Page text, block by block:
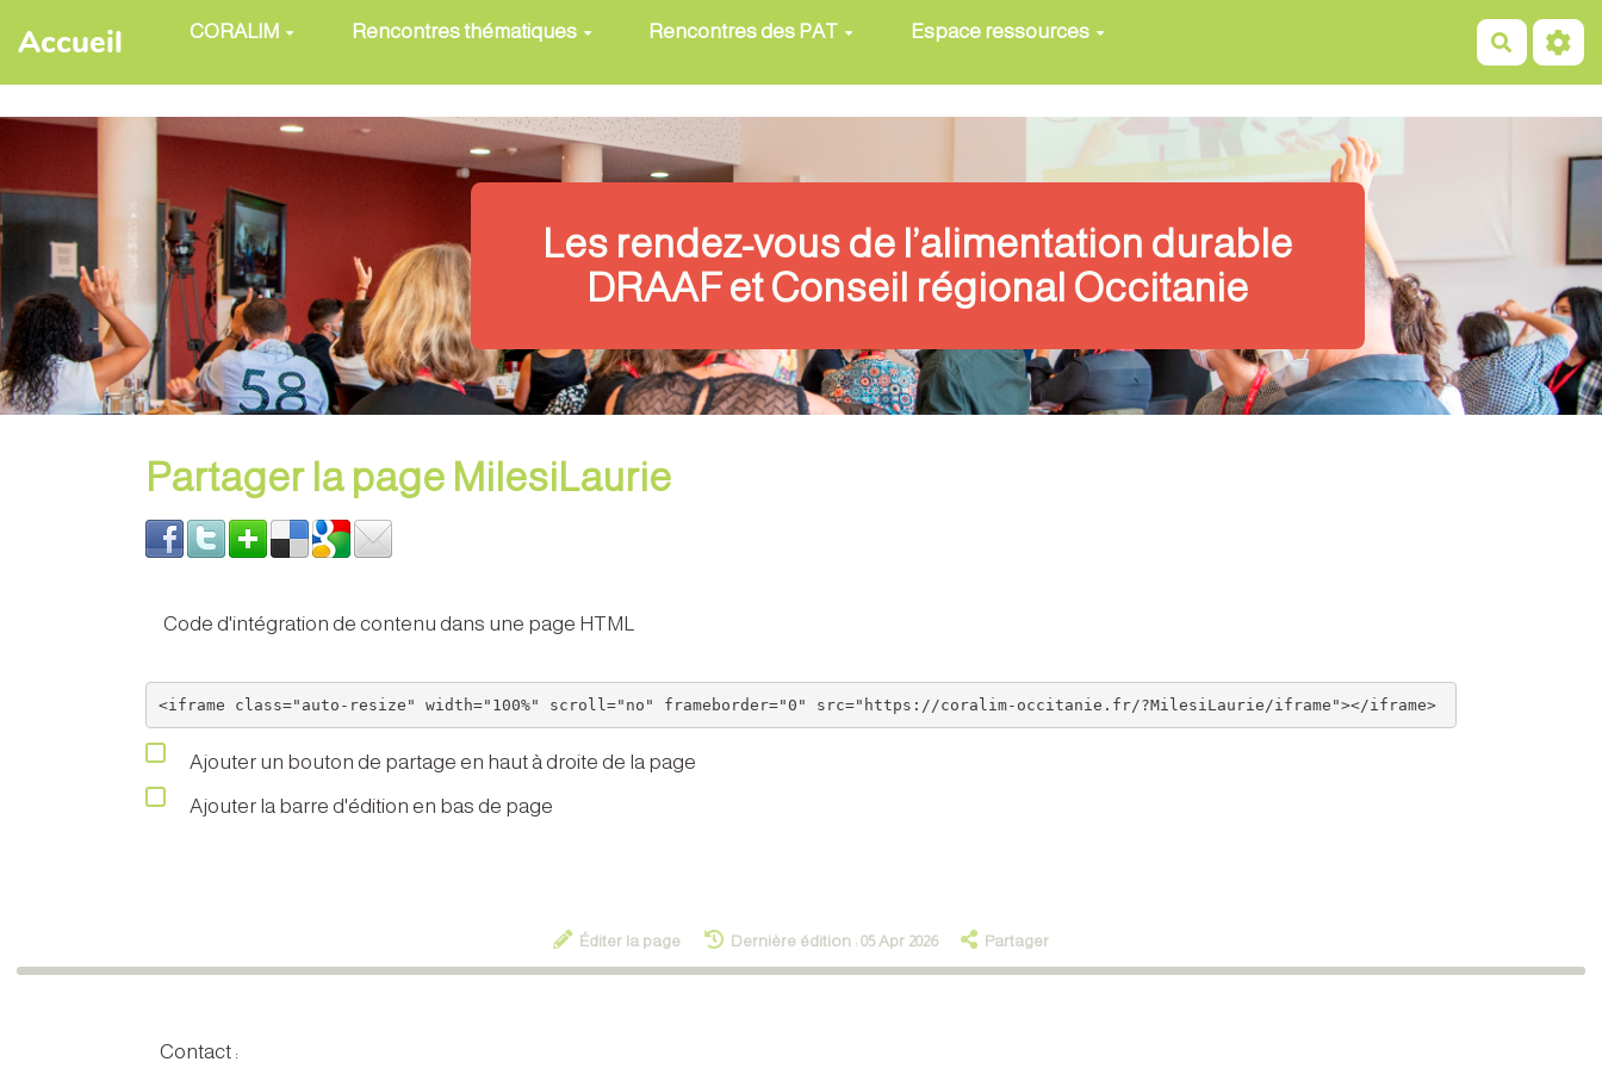
Aller au contenu principal
Accueil CORALIM Rencontres thématiques Rencontres des PAT Espace ressources
Les rendez-vous de l’alimentation durable
DRAAF et Conseil régional Occitanie
Partager la page MilesiLaurie
Code d'intégration de contenu dans une page HTML
<iframe class="auto-resize" width="100%" scroll="no" frameborder="0" src="https://coralim-occitanie.fr/?MilesiLaurie/iframe"></iframe>
Ajouter un bouton de partage en haut à droite de la page
Ajouter la barre d'édition en bas de page
Éditer la page Dernière édition : 05 Apr 2026 Partager
Contact :